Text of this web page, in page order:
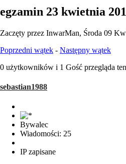
egzamin 23 kwietnia
Zaczęty przez InwarMan, Środa 09
Poprzedni wątek - Następny wątek
0 użytkowników i 1 Gość przegląda
sebastian1988
Bywalec
Wiadomości: 25
IP zapisane